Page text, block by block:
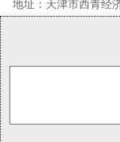
地址：天津市西青经